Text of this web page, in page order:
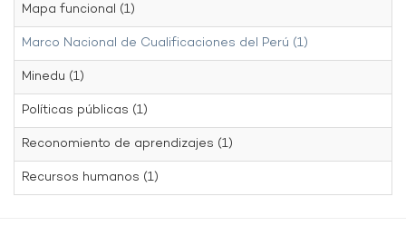
Mapa funcional (1)
Marco Nacional de Cualificaciones del Perú (1)
Minedu (1)
Políticas públicas (1)
Reconomiento de aprendizajes (1)
Recursos humanos (1)